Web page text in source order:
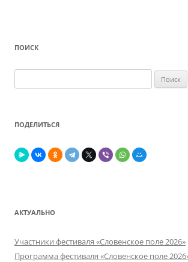
ПОИСК
ПОДЕЛИТЬСЯ
АКТУАЛЬНО
Участники фестиваля «Словенское поле 2026»
Программа фестиваля «Словенское поле